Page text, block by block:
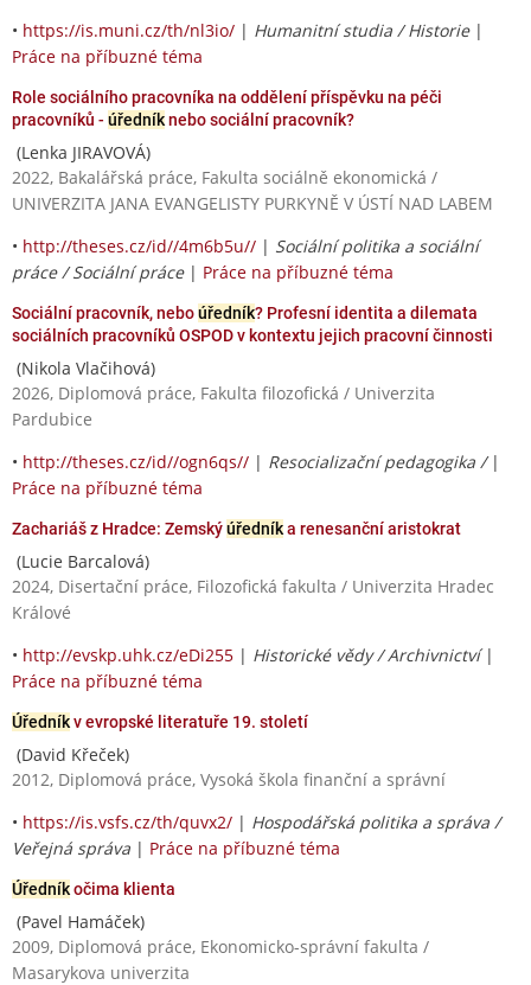
• https://is.muni.cz/th/nl3io/ | Humanitní studia / Historie|
Práce na příbuzné téma
Role sociálního pracovníka na oddělení příspěvku na péči
pracovníků - úředníknebo sociální pracovník?
(Lenka JIRAVOVÁ)
2022, Bakalářská práce, Fakulta sociálně ekonomická /
UNIVERZITA JANA EVANGELISTY PURKYNĚ V ÚSTÍ NAD LABEM
• http://theses.cz/id//4m6b5u// | Sociální politika a sociální
práce / Sociální práce| Práce na příbuzné téma
Sociální pracovník, neboúředník? Profesní identita a dilemata
sociálních pracovníků OSPOD v kontextu jejich pracovní činnosti
(Nikola Vlačihová)
2026, Diplomová práce, Fakulta filozofická / Univerzita
Pardubice
• http://theses.cz/id//ogn6qs// | Resocializační pedagogika / |
Práce na příbuzné téma
Zachariáš z Hradce: Zemskýúředníka renesanční aristokrat
(Lucie Barcalová)
2024, Disertační práce, Filozofická fakulta / Univerzita Hradec
Králové
• http://evskp.uhk.cz/eDi255 | Historické vědy / Archivnictví|
Práce na příbuzné téma
Úředníkv evropské literatuře 19. století
(David Křeček)
2012, Diplomová práce, Vysoká škola finanční a správní
• https://is.vsfs.cz/th/quvx2/ | Hospodářská politika a správa /
Veřejná správa | Práce na příbuzné téma
Úředníkočima klienta
(Pavel Hamáček)
2009, Diplomová práce, Ekonomicko-správní fakulta /
Masarykova univerzita